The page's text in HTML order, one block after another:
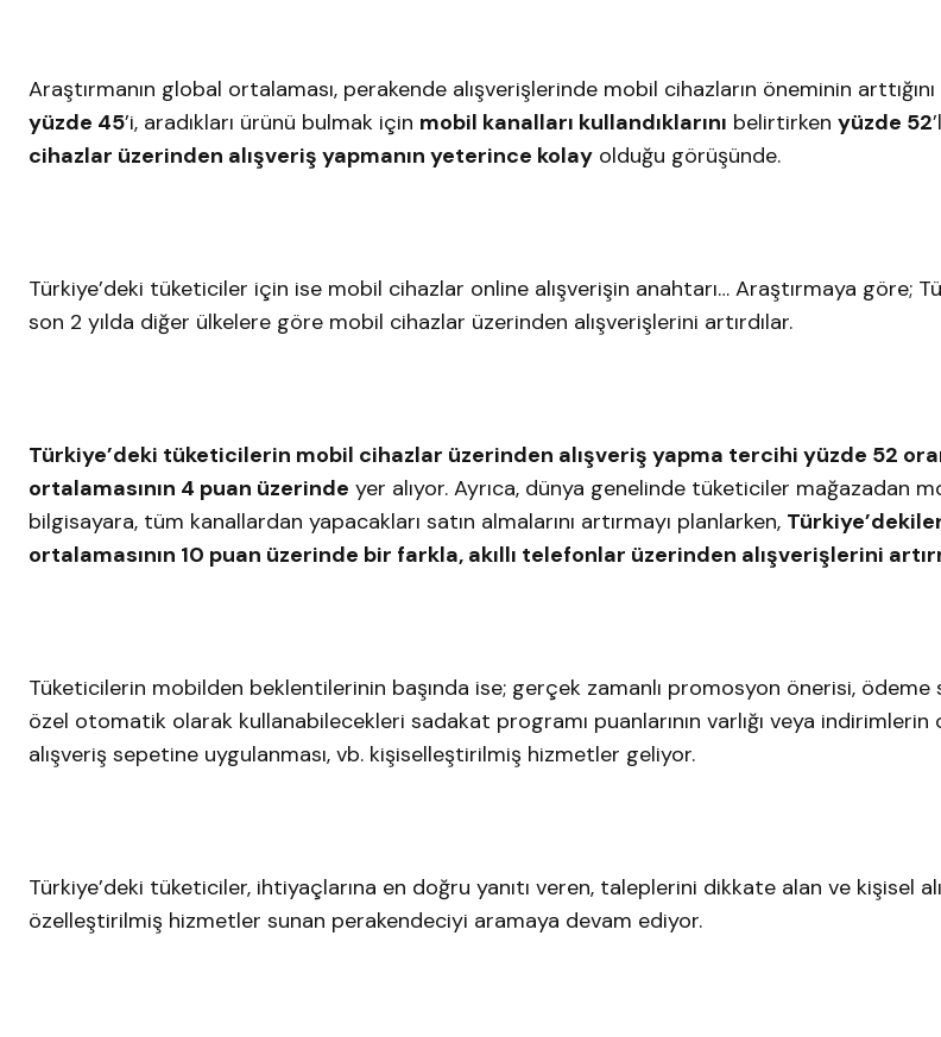
Araştırmanın global ortalaması, perakende alışverişlerinde mobil cihazların öneminin
yüzde 45’i, aradıkları ürünü bulmak için mobil kanalları kullandıklarını belirtirken yüzde 52
cihazlar üzerinden alışveriş yapmanın yeterince kolay olduğu görüşünde.
Türkiye’deki tüketiciler için ise mobil cihazlar online alışverişin anahtarı… Araştırmaya göre;
son 2 yılda diğer ülkelere göre mobil cihazlar üzerinden alışverişlerini artırdılar.
Türkiye’deki tüketicilerin mobil cihazlar üzerinden alışveriş yapma tercihi yüzde 52
ortalamasının 4 puan üzerinde yer alıyor. Ayrıca, dünya genelinde tüketiciler mağazadan
bilgisayara, tüm kanallardan yapacakları satın almalarını artırmayı planlarken,
ortalamasının 10 puan üzerinde bir farkla, akıllı telefonlar üzerinden alışverişlerini
Tüketicilerin mobilden beklentilerinin başında ise; gerçek zamanlı promosyon önerisi, ödeme
özel otomatik olarak kullanabilecekleri sadakat programı puanlarının varlığı veya
alışveriş sepetine uygulanması, vb. kişiselleştirilmiş hizmetler geliyor.
Türkiye’deki tüketiciler, ihtiyaçlarına en doğru yanıtı veren, taleplerini dikkate alan ve kişisel
özelleştirilmiş hizmetler sunan perakendeciyi aramaya devam ediyor.